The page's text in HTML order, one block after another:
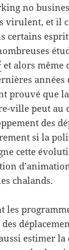
no
virulent, et il
certains
et alors même
années
prouvé que
ville peut au
des
si la
cette
chalands.
les
estimer la